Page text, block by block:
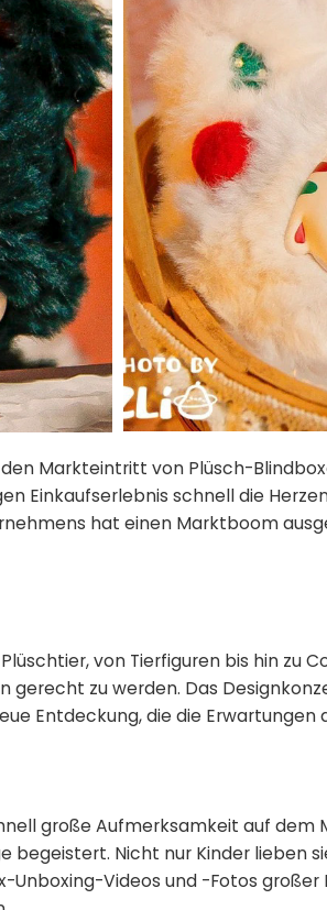
Markteintritt von Plüsch-
Einkaufserlebnis schnell die
hat einen Marktboom
von Tierfiguren bis hin zu
gerecht zu werden. Das
Entdeckung, die die Erwartungen
große Aufmerksamkeit auf
begeistert. Nicht nur Kinder lieben
Unboxing-Videos und -Fotos